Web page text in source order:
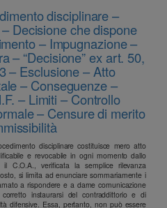
disciplinare –
Decisione che dispone
– Impugnazione –
– “Decisione” ex art. 50,
– Esclusione – Atto
– Conseguenze –
– Limiti – Controllo
– Censure di merito
disciplinare costituisce mero atto
e revocabile in ogni momento dallo
C.O.A., verificata la semplice rilevanza
si limita ad enunciare sommariamente i
a rispondere e a darne comunicazione
instaurarsi del contraddittorio e di
difensive. Essa, pertanto, non può essere